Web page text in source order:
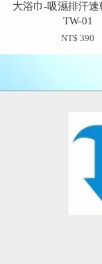
大浴巾-吸濕排汗速
TW-01
NT$ 390